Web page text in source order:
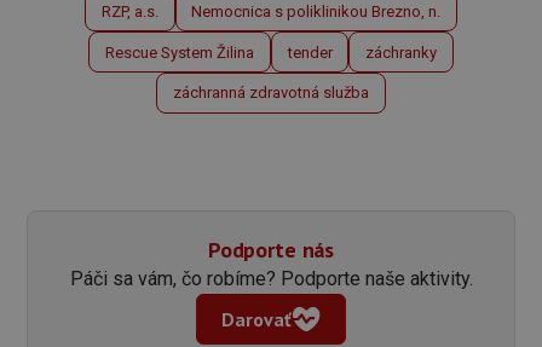
RZP, a.s. Nemocnica s poliklinikou Brezno, n.
Rescue System Žilina tender záchranky
záchranná zdravotná služba
Podporte nás
Páči sa vám, čo robíme? Podporte naše aktivity.
Darovať